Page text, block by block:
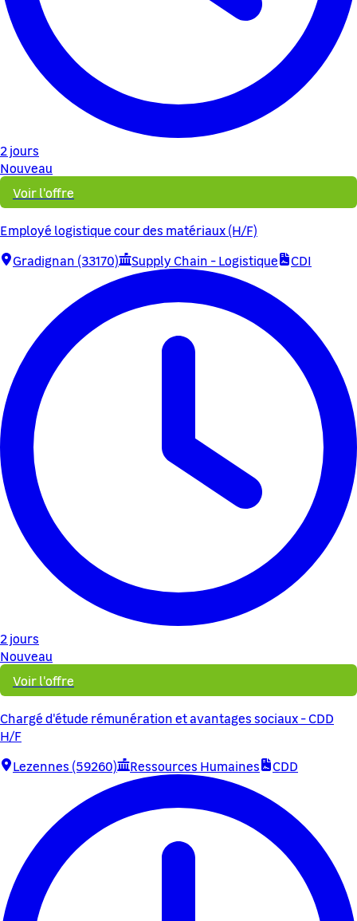
2 jours
Nouveau
Voir l'offre
Employé logistique cour des matériaux (H/F)
Gradignan (33170)
Supply Chain - Logistique CDI
2 jours
Nouveau
Voir l'offre
Chargé d'étude rémunération et avantages sociaux - CDD
H/F
Lezennes (59260)
Ressources Humaines CDD